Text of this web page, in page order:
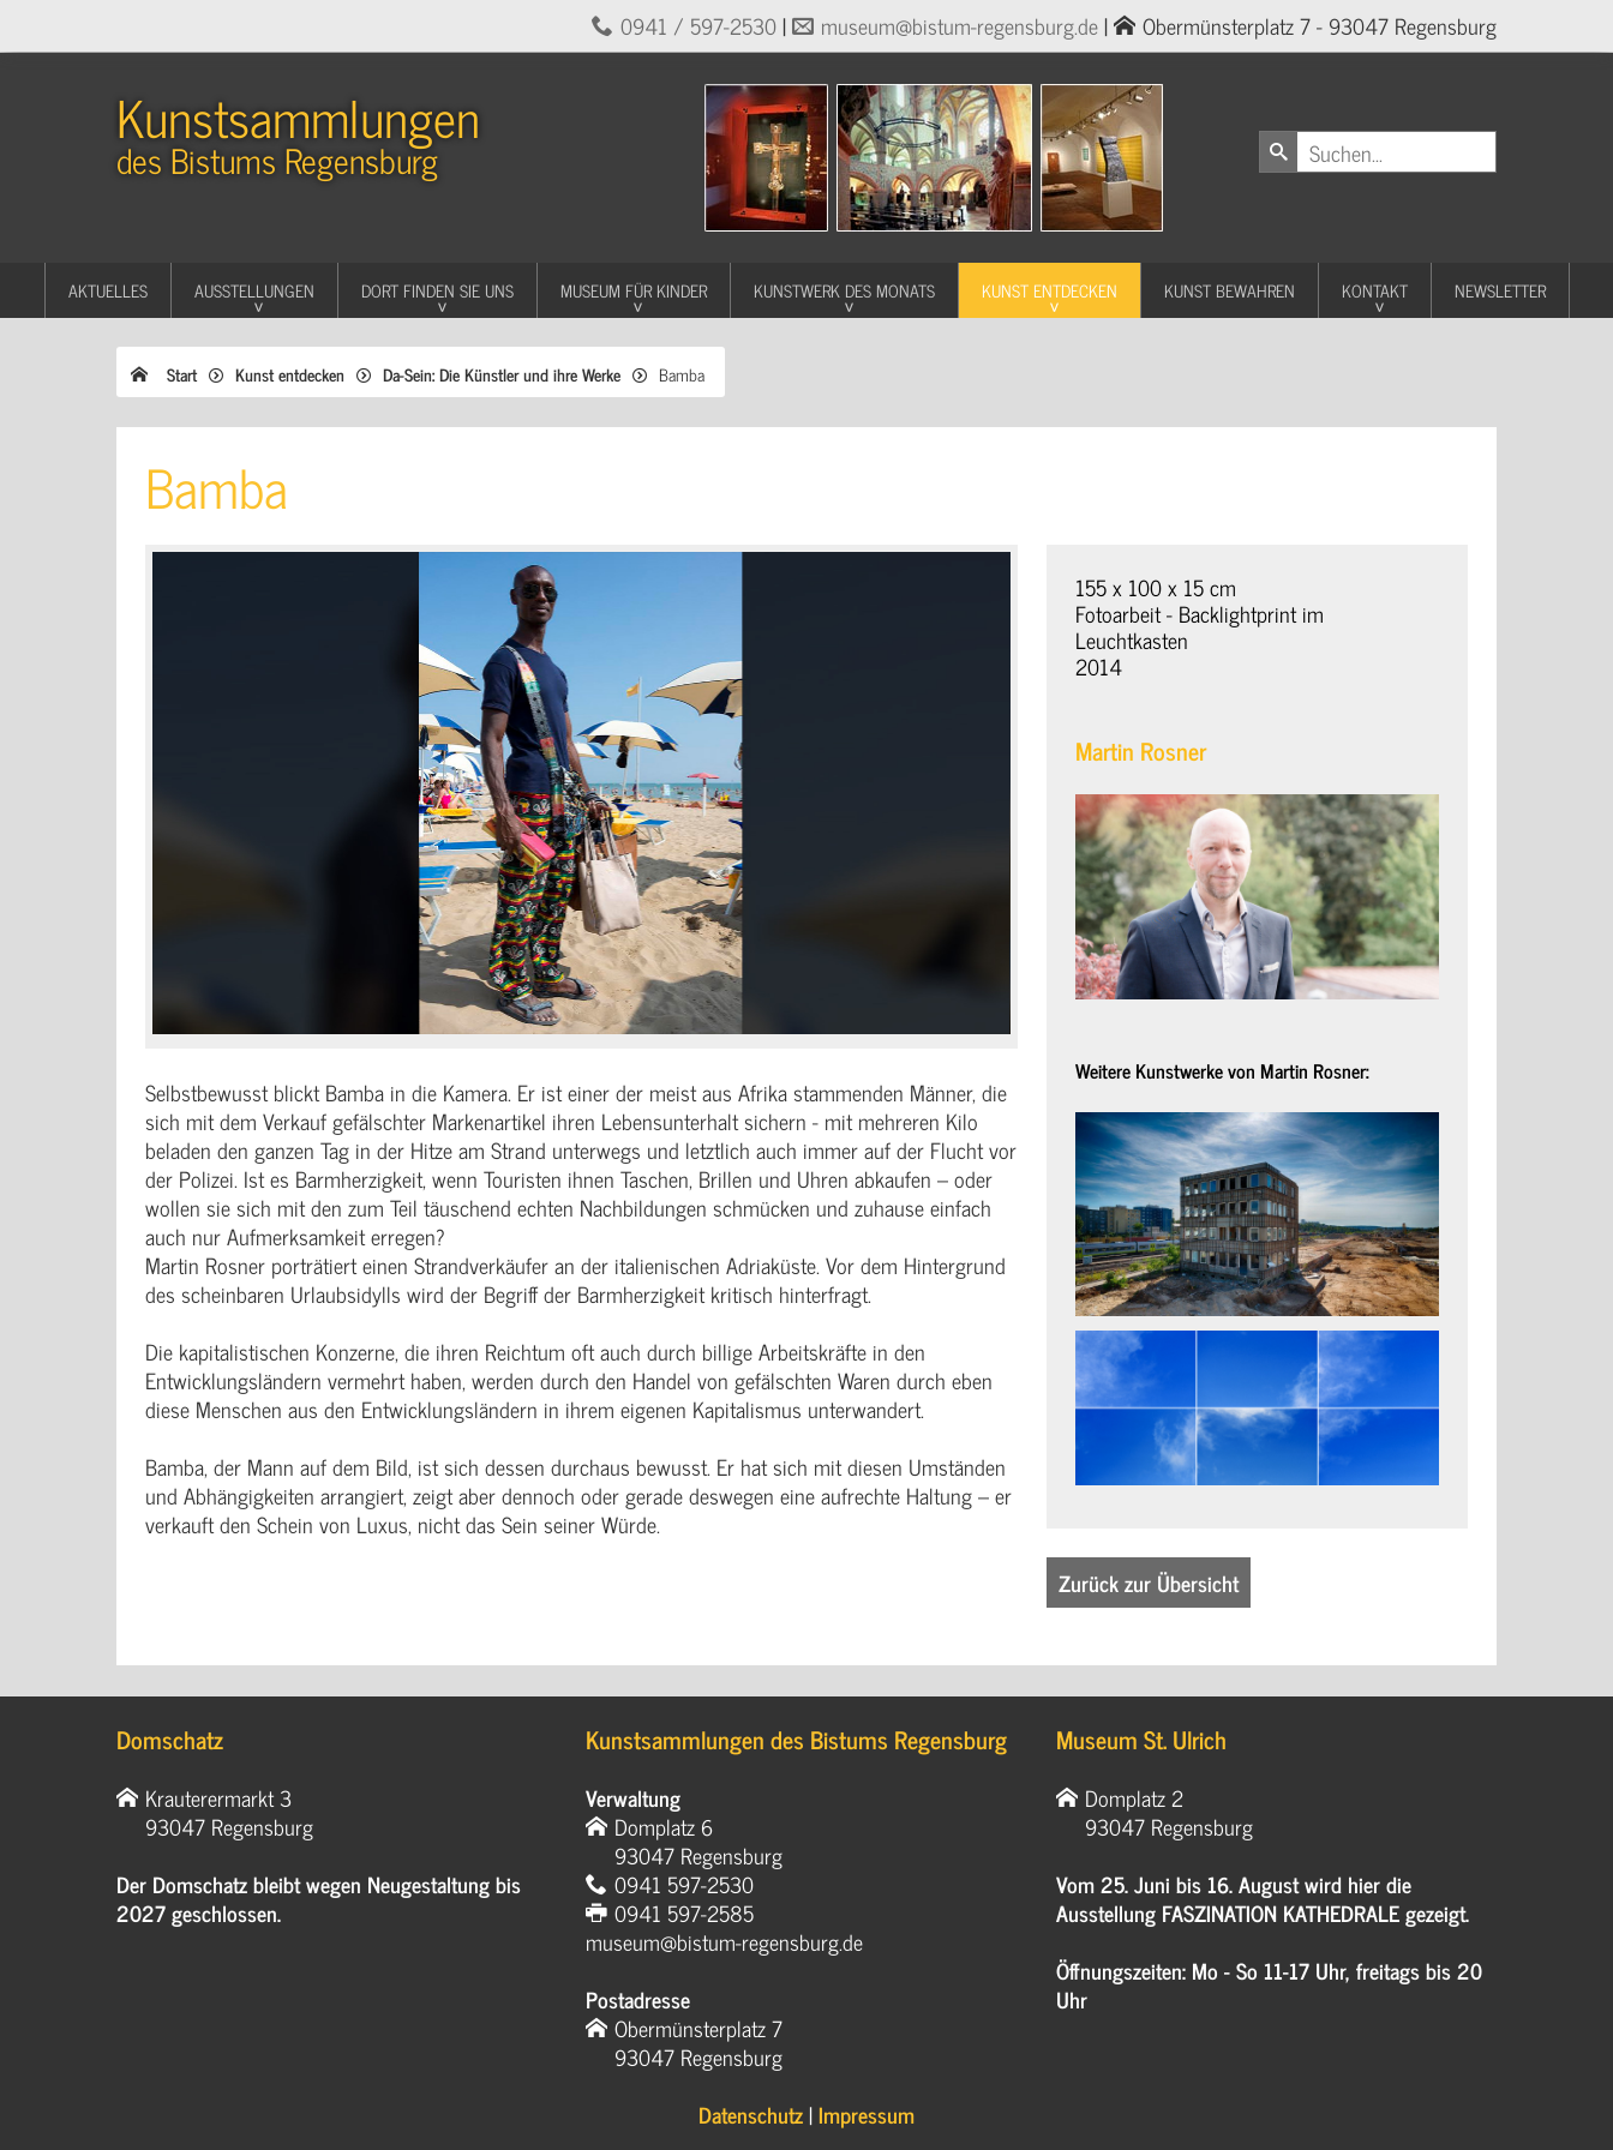
0941 / 597-2530| museum@bistum-regensburg.de| Obermünsterplatz 7 - 93047 Regensburg
Kunstsammlungen
des Bistums Regensburg
AKTUELLES AUSSTELLUNGEN DORT FINDEN SIE UNS MUSEUM FÜR KINDER KUNSTWERK DES MONATS KUNST ENTDECKEN KUNST BEWAHREN KONTAKT NEWSLETTER
Start Kunst entdecken Da-Sein: Die Künstler und ihre Werke Bamba
Bamba
Selbstbewusst blickt Bamba in die Kamera. Er ist einer der meist aus Afrika stammenden Männer, die
sich mit dem Verkauf gefälschter Markenartikel ihren Lebensunterhalt sichern - mit mehreren Kilo
beladen den ganzen Tag in der Hitze am Strand unterwegs und letztlich auch immer auf der Flucht vor
der Polizei. Ist es Barmherzigkeit, wenn Touristen ihnen Taschen, Brillen und Uhren abkaufen – oder
wollen sie sich mit den zum Teil täuschend echten Nachbildungen schmücken und zuhause einfach
auch nur Aufmerksamkeit erregen?
Martin Rosner porträtiert einen Strandverkäufer an der italienischen Adriaküste. Vor dem Hintergrund
des scheinbaren Urlaubsidylls wird der Begriff der Barmherzigkeit kritisch hinterfragt.
Die kapitalistischen Konzerne, die ihren Reichtum oft auch durch billige Arbeitskräfte in den
Entwicklungsländern vermehrt haben, werden durch den Handel von gefälschten Waren durch eben
diese Menschen aus den Entwicklungsländern in ihrem eigenen Kapitalismus unterwandert.
Bamba, der Mann auf dem Bild, ist sich dessen durchaus bewusst. Er hat sich mit diesen Umständen
und Abhängigkeiten arrangiert, zeigt aber dennoch oder gerade deswegen eine aufrechte Haltung – er
verkauft den Schein von Luxus, nicht das Sein seiner Würde.
155 x 100 x 15 cm
Fotoarbeit - Backlightprint im
Leuchtkasten
2014
Martin Rosner
Weitere Kunstwerke von Martin Rosner:
Zurück zur Übersicht
Domschatz
Krauterermarkt 3
93047 Regensburg
Der Domschatz bleibt wegen Neugestaltung bis
2027 geschlossen.
Kunstsammlungen des Bistums Regensburg
Verwaltung
Domplatz 6
93047 Regensburg
0941 597-2530
0941 597-2585
museum@bistum-regensburg.de
Postadresse
Obermünsterplatz 7
93047 Regensburg
Museum St. Ulrich
Domplatz 2
93047 Regensburg
Vom 25. Juni bis 16. August wird hier die
Ausstellung FASZINATION KATHEDRALE gezeigt.
Öffnungszeiten: Mo - So 11-17 Uhr, freitags bis 20
Uhr
Datenschutz|Impressum